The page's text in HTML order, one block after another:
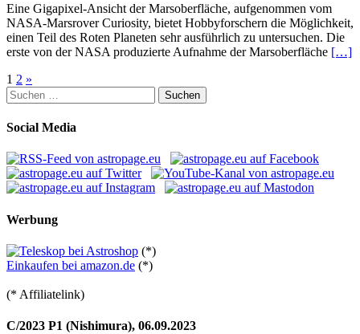
Eine Gigapixel-Ansicht der Marsoberfläche, aufgenommen vom
NASA-Marsrover Curiosity, bietet Hobbyforschern die Möglichkeit,
einen Teil des Roten Planeten sehr ausführlich zu untersuchen. Die
erste von der NASA produzierte Aufnahme der Marsoberfläche […]
Seitennummerierung
der
Beiträge
1 2 »
Suchen
nach:
Social Media
Werbung
(*)
Einkaufen bei amazon.de (*)
(* Affiliatelink)
C/2023 P1 (Nishimura), 06.09.2023